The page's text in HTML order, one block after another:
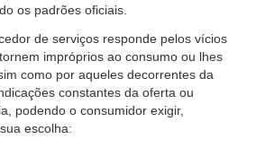
os padrões oficiais.
de serviços responde pelos vícios
impróprios ao consumo ou lhes
como por aqueles decorrentes da
constantes da oferta ou
podendo o consumidor exigir,
escolha: